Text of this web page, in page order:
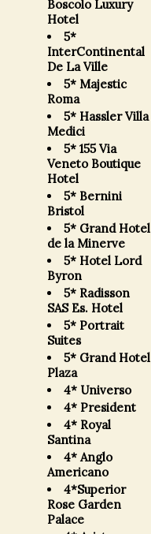
Boscolo Luxury
Hotel
5*
InterContinental
De La Ville
5* Majestic
Roma
5* Hassler Villa
Medici
5* 155 Via
Veneto Boutique
Hotel
5* Bernini
Bristol
5* Grand Hotel
de la Minerve
5* Hotel Lord
Byron
5* Radisson
SAS Es. Hotel
5* Portrait
Suites
5* Grand Hotel
Plaza
4* Universo
4* President
4* Royal
Santina
4* Anglo
Americano
4*Superior
Rose Garden
Palace